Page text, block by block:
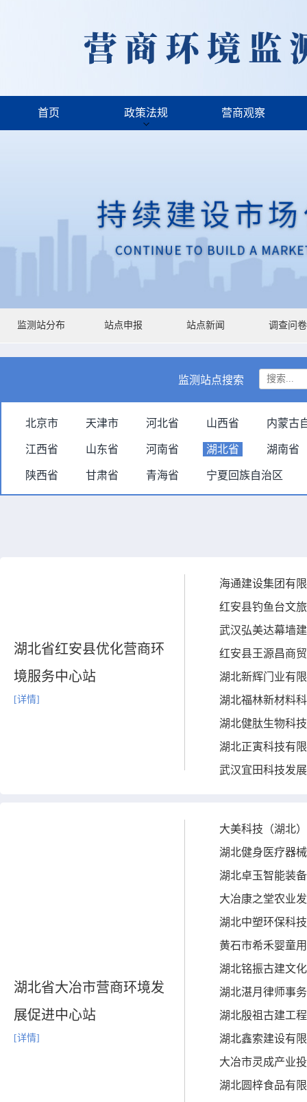
首页 政策法规 营商观察
监测站分布 站点申报 站点新闻 调查问卷
监测站点搜索
北京市 天津市 河北省 山西省 内蒙古
江西省 山东省 河南省 湖北省 湖南省
陕西省 甘肃省 青海省 宁夏回族自治区
湖北省红安县优化营商环
境服务中心站
[详情]
海通建设集团有
红安县钓鱼台文
武汉弘美达幕墙
红安县王源昌商
湖北新辉门业有
湖北福林新材料
湖北健肽生物科
湖北正寅科技有
武汉宜田科技发
湖北省大冶市营商环境发
展促进中心站
[详情]
大美科技（湖北
湖北健身医疗器
湖北卓玉智能装
大冶康之堂农业
湖北中塑环保科
黄石市希禾婴童
湖北铭振古建文
湖北湛月律师事
湖北殷祖古建工
湖北鑫索建设有
大冶市灵成产业
湖北圆梓食品有